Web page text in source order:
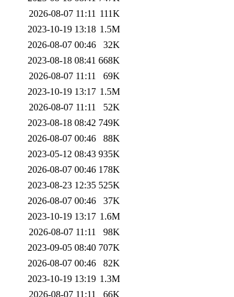
2026-08-07 11:11 111K
2023-10-19 13:18 1.5M
2026-08-07 00:46
32K
2023-08-18 08:41 668K
2026-08-07 11:11
69K
2023-10-19 13:17 1.5M
2026-08-07 11:11
52K
2023-08-18 08:42 749K
2026-08-07 00:46
88K
2023-05-12 08:43 935K
2026-08-07 00:46 178K
2023-08-23 12:35 525K
2026-08-07 00:46
37K
2023-10-19 13:17 1.6M
2026-08-07 11:11
98K
2023-09-05 08:40 707K
2026-08-07 00:46
82K
2023-10-19 13:19 1.3M
2026-08-07 11:11
66K